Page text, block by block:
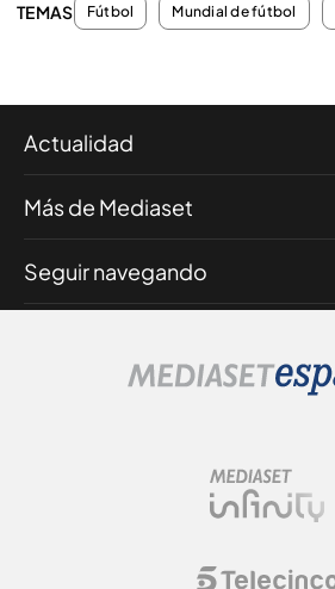
TEMAS Fútbol Mundial de fútbol
Actualidad
Más de Mediaset
Seguir navegando